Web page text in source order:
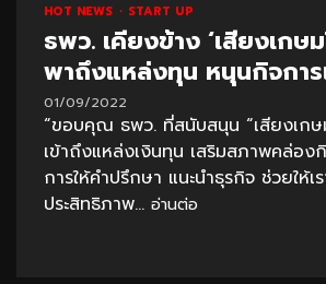
HOT NEWS START UP
ธพว. เคียงข้าง ‘เสียงเกษ
พาถึงแหล่งทุน หนุนกิจการ
01/09/2022
“ขอบคุณ ธพว. ที่สนับสนุน “เสียงเกษ
เข้าถึงแหล่งเงินทุน เสริมสภาพคล่อง
การให้คำปรึกษา แนะนำธุรกิจ ช่วยให้เ
ประสิทธิภาพ... อ่านต่อ